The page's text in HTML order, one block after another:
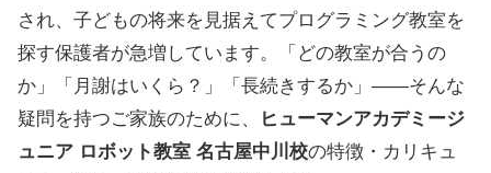
され、子どもの将来を見据えてプログラミング教室を
探す保護者が急増しています。「どの教室が合うの
か」「月謝はいくら？」「長続きするか」——そんな
疑問を持つご家族のために、
ヒューマンアカデミージ
ュニア ロボット教室 名古屋中川校の特徴・カリキュ